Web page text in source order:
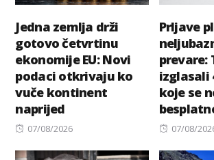
Jedna zemlja drži
gotovo četvrtinu
ekonomije EU: Novi
podaci otkrivaju ko
vuče kontinent
naprijed
Posted
07/08/2026
Prljave
prevare:
izglasali
koje se
Posted
07/08/